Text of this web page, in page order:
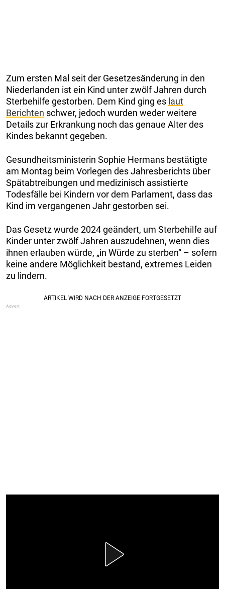
Zum ersten Mal seit der Gesetzesänderung in den
Niederlanden ist ein Kind unter zwölf Jahren durch
Sterbehilfe gestorben. Dem Kind ging es laut
Berichten schwer, jedoch wurden weder weitere
Details zur Erkrankung noch das genaue Alter des
Kindes bekannt gegeben.
Gesundheitsministerin Sophie Hermans bestätigte
am Montag beim Vorlegen des Jahresberichts über
Spätabtreibungen und medizinisch assistierte
Todesfälle bei Kindern vor dem Parlament, dass das
Kind im vergangenen Jahr gestorben sei.
Das Gesetz wurde 2024 geändert, um Sterbehilfe auf
Kinder unter zwölf Jahren auszudehnen, wenn dies
ihnen erlauben würde, „in Würde zu sterben“ – sofern
keine andere Möglichkeit bestand, extremes Leiden
zu lindern.